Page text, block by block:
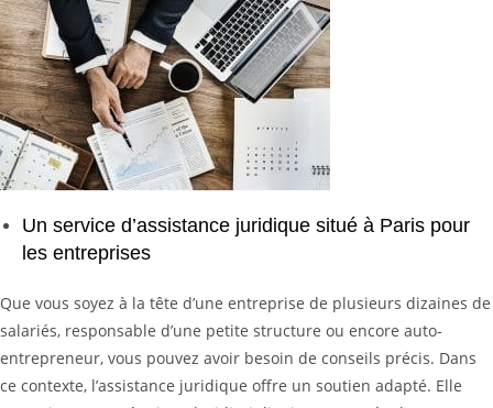
Un service d’assistance juridique situé à Paris pour
les entreprises
Que vous soyez à la tête d’une entreprise de plusieurs dizaines de
salariés, responsable d’une petite structure ou encore auto-
entrepreneur, vous pouvez avoir besoin de conseils précis. Dans
ce contexte, l’assistance juridique offre un soutien adapté. Elle